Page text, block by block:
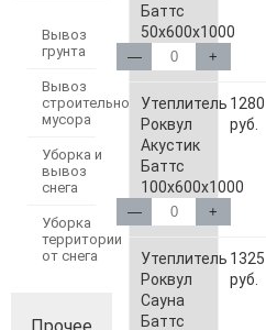
Вывоз
грунта
Вывоз
строительного
мусора
Уборка и
вывоз
снега
Уборка
территории
от снега
Баттс
50х600х1000
— +
Утеплитель
Роквул
Акустик
Баттс
100х600х1000
— +
1280
руб.
Утеплитель
Роквул
Сауна
Баттс
1325
руб.